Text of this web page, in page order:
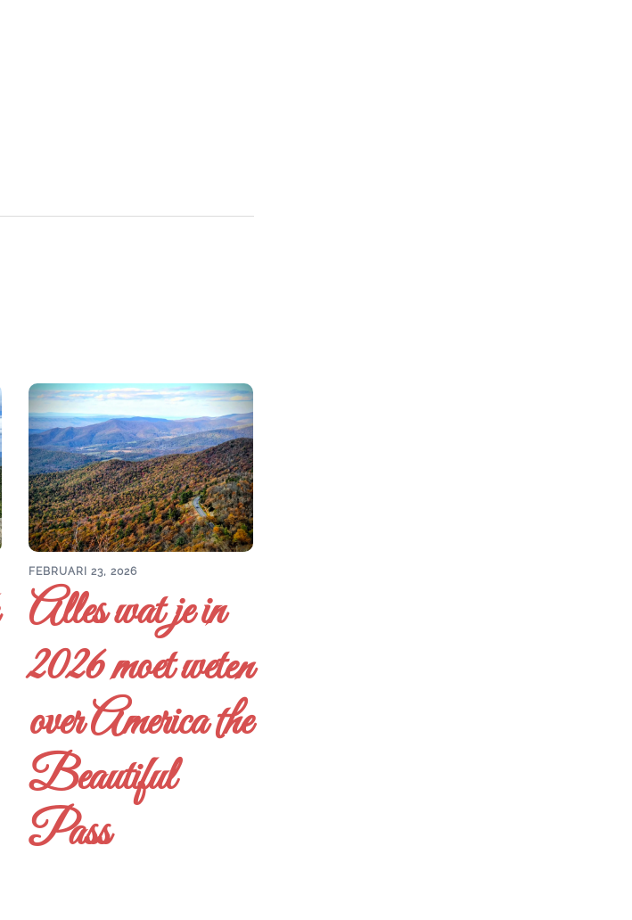
FEBRUARI 23, 2026
Alles wat je in
2026 moet weten
over America the
Beautiful
Pass